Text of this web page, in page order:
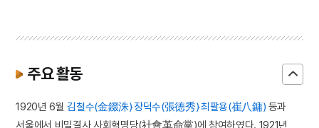
주요 활동
1920년 6월김철수(金錣洙)‧장덕수(張德秀)‧최팔용(崔八鏞) 등과
서울에서 비밀결사 사회혁명당(社會革命黨)에 참여하였다. 1921년